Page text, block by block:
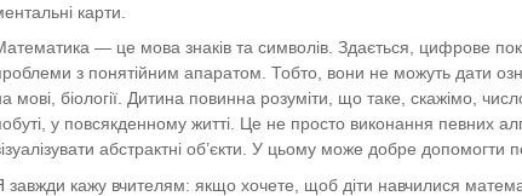
карти.
— це мова знаків та символів. Здається, цифрове
з понятійним апаратом. Тобто, вони не можуть дати
мові, біології. Дитина повинна розуміти, що таке, скажімо,
у повсякденному житті. Це не просто виконання певних
абстрактні об’єкти. У цьому може добре допомогти
завжди кажу вчителям: якщо хочете, щоб діти навчилися